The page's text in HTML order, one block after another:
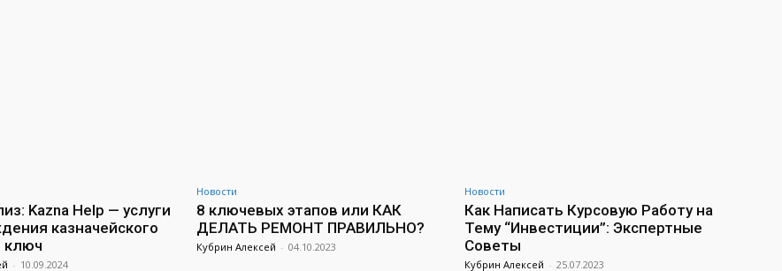
Kazna Help — услуги
казначейского
ключ
- 10.09.2024
Новости
8 ключевых этапов или КАК
ДЕЛАТЬ РЕМОНТ ПРАВИЛЬНО?
Кубрин Алексей - 04.10.2023
Новости
Как Написать Курсовую Работу на
Тему “Инвестиции”: Экспертные
Советы
Кубрин Алексей - 25.07.2023